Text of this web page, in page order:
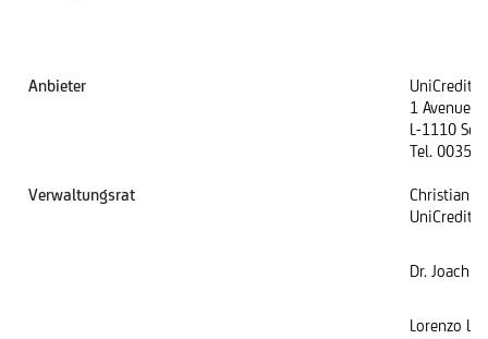
Anbieter
UniCredit
1 Avenue
L-1110
Tel.
Verwaltungsrat
Christian
UniCredit
Dr.
Lorenzo